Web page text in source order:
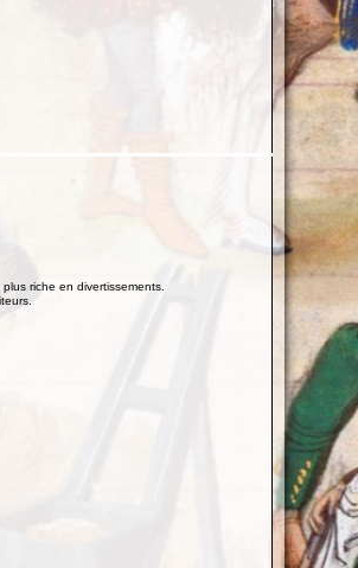
riche en divertissements.